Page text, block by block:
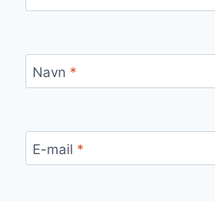
Navn *
E-mail *